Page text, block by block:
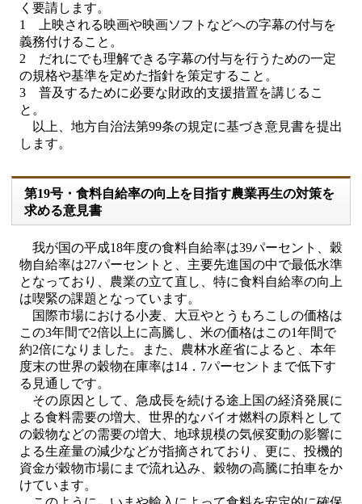
く要請します。
1 上映される映画や映画ソフトなどへの字幕の付与を
義務付けること。
2 だれにでも理解できる字幕の付与を行うための一定
の規格や基準を定めた指針を策定すること。
3 普及するために必要な財政的支援措置を講じるこ
と。
以上、地方自治法第99条の規定に基づき意見書を提出
します。
第19号・食料自給率の向上を目指す農業再生の対策を
求める意見書
我が国の平成18年度の食料自給率は39パーセント、穀
物自給率は27パーセントと、主要先進国の中で最低水準
となっており、農業の立て直し、特に食料自給率の向上
は喫緊の課題となっています。
国際市場における小麦、大豆やとうもろこしの価格は
この3年間で2倍以上に高騰し、米の価格はこの1年間で
約2倍になりました。また、農林水産省によると、本年
度末の世界の穀物在庫率は14．7パーセントまで低下す
る見通しです。
その原因として、急成長を続ける途上国の経済発展に
よる食料需要の増大、世界的なバイオ燃料の原料として
の穀物などの需要の増大、地球規模の気候変動の影響に
よる生産量の減少などが指摘されており、更に、投機的
資金が穀物市場にまで流れ込み、穀物の高騰に拍車をか
けています。